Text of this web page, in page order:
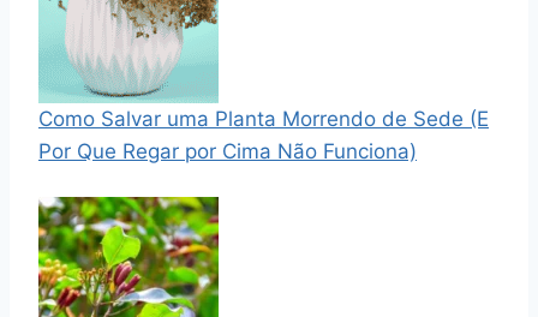
Como Salvar uma Planta Morrendo de Sede (E
Por Que Regar por Cima Não Funciona)